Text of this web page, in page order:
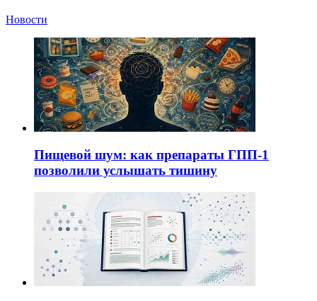
Новости
Пищевой шум: как препараты ГПП-1
позволили услышать тишину